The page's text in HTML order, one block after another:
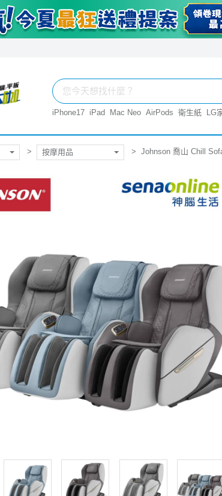
iPhone17 iPad Mac Neo AirPods 衛生紙 LG
按摩用品 Johnson 喬山 Chill